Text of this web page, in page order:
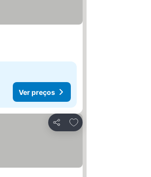
Ver preços
Partilhar
Adicionar aos favoritos